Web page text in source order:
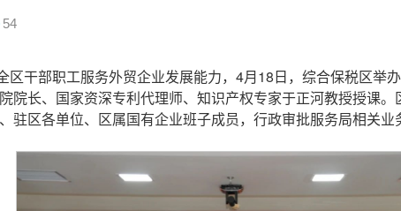
54
区干部职工服务外贸企业发展能力，4月18日，综合保税区举
院长、国家资深专利代理师、知识产权专家于正河教授授课
驻区各单位、区属国有企业班子成员，行政审批服务局相关